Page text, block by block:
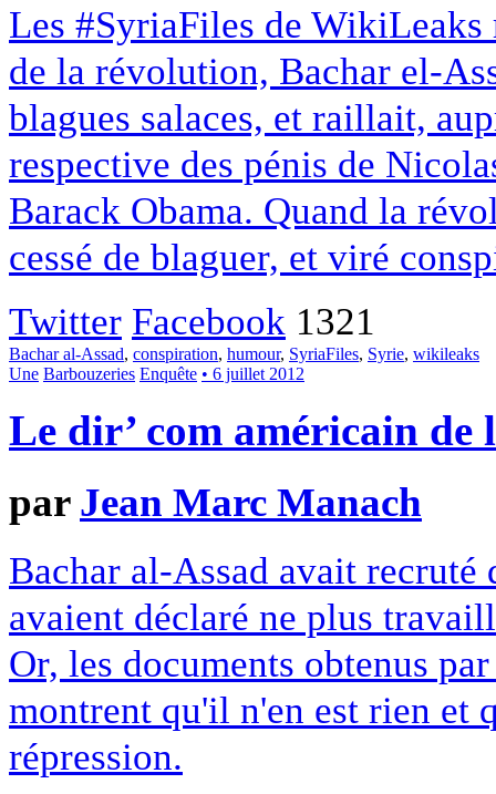
Les #SyriaFiles de
de la révolution, Bachar el-
blagues salaces, et raillait,
respective des pénis de
Barack Obama. Quand la
cessé de blaguer, et viré
Twitter Facebook 1321
Bachar al-Assad, conspiration, humour, SyriaFiles, Syrie, wikileaks
Une Barbouzeries Enquête • 6 juillet 2012
Le dir’ com américain de
par Jean Marc Manach
Bachar al-Assad avait recruté
avaient déclaré ne plus
Or, les documents obtenus
montrent qu'il n'en est rien et
répression.